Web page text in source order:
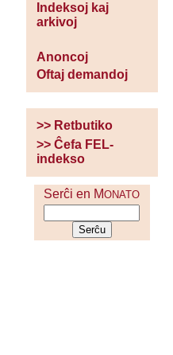
Indeksoj kaj
arkivoj
Anoncoj
Oftaj demandoj
>> Retbutiko
>> Ĉefa FEL-
indekso
Serĉi en MONATO